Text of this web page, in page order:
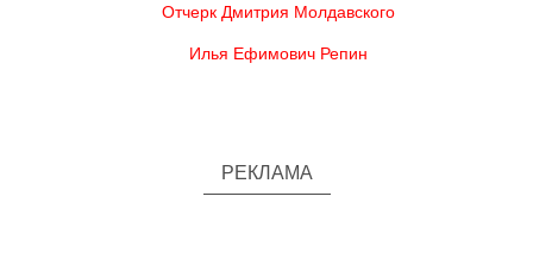
Отчерк Дмитрия Молдавского
Илья Ефимович Репин
РЕКЛАМА